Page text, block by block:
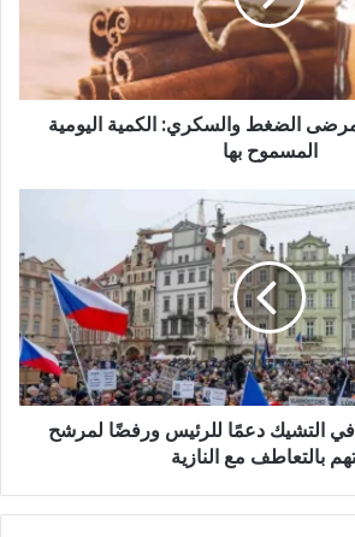
الضغط والسكري: الكمية اليومية
المسموح بها
التشيك دعمًا للرئيس ورفضًا لمرشح
بالتعاطف مع النازية